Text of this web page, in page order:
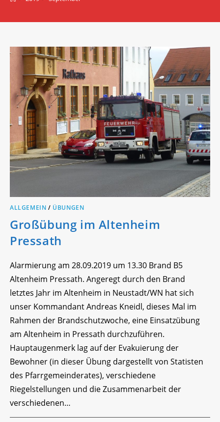
ALLGEMEIN / ÜBUNGEN
Großübung im Altenheim
Pressath
Alarmierung am 28.09.2019 um 13.30 Brand B5
Altenheim Pressath. Angeregt durch den Brand
letztes Jahr im Altenheim in Neustadt/WN hat sich
unser Kommandant Andreas Kneidl, dieses Mal im
Rahmen der Brandschutzwoche, eine Einsatzübung
am Altenheim in Pressath durchzuführen.
Hauptaugenmerk lag auf der Evakuierung der
Bewohner (in dieser Übung dargestellt von Statisten
des Pfarrgemeinderates), verschiedene
Riegelstellungen und die Zusammenarbeit der
verschiedenen…